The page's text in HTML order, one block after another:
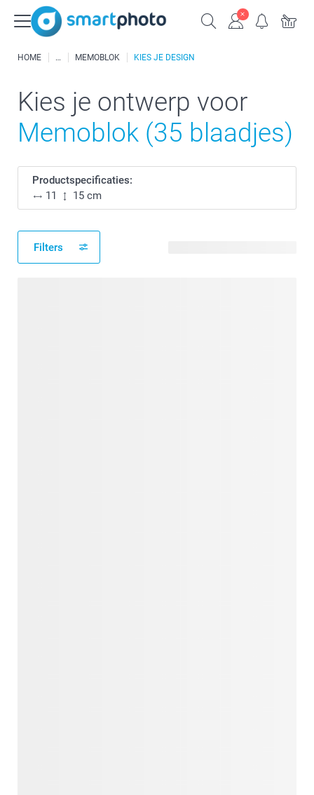
HOME MEMOBLOK KIES JE DESIGN
Kies je ontwerp voor
Memoblok (35 blaadjes)
Productspecificaties:
11
15 cm
Filters